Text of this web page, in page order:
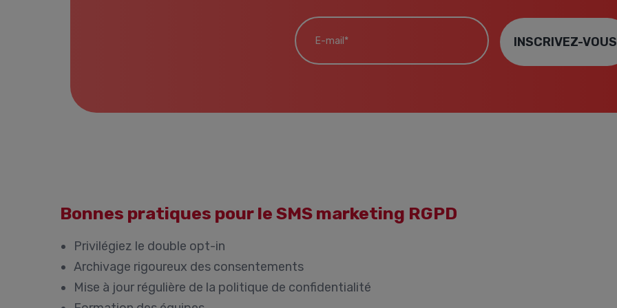
E-mail*
INSCRIVEZ-VOUS
Bonnes pratiques pour le SMS marketing RGPD
Privilégiez le double opt-in
Archivage rigoureux des consentements
Mise à jour régulière de la politique de confidentialité